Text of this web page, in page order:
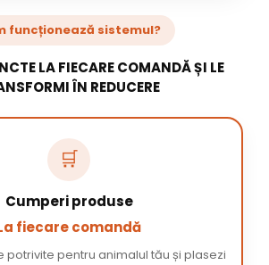
funcționează sistemul?
LA FIECARE COMANDĂ ȘI LE
ÎN REDUCERE
🛒
Cumperi produse
fiecare comandă
potrivite pentru animalul tău și plasezi